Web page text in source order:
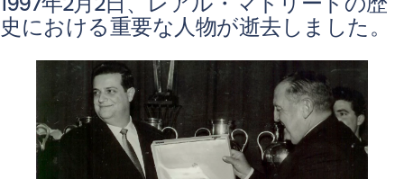
史における重要な人物が逝去しました。